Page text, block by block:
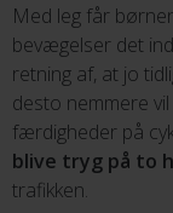
Med leg får
bevægelser det
retning af, at jo
desto nemmere
færdigheder på
blive tryg på to
trafikken.